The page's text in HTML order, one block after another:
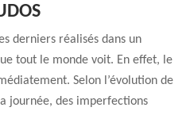
derniers réalisés dans un
tout le monde voit. En effet, le
Selon l’évolution de
journée, des imperfections